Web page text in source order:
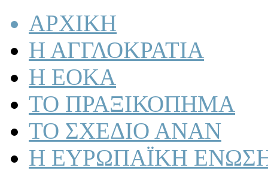
ΑΡΧΙΚΗ
Η ΑΓΓΛΟΚΡΑΤΙΑ
Η ΕΟΚΑ
ΤΟ ΠΡΑΞΙΚΟΠΗΜΑ
ΤΟ ΣΧΕΔΙΟ ΑΝΑΝ
Η ΕΥΡΩΠΑΪΚΗ